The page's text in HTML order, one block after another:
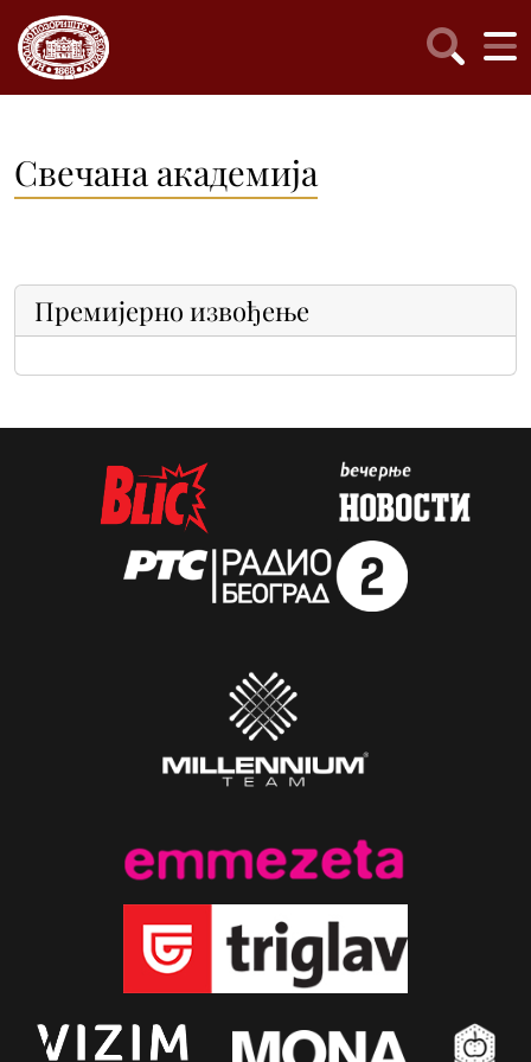
Свечана академија
Премијерно извођење